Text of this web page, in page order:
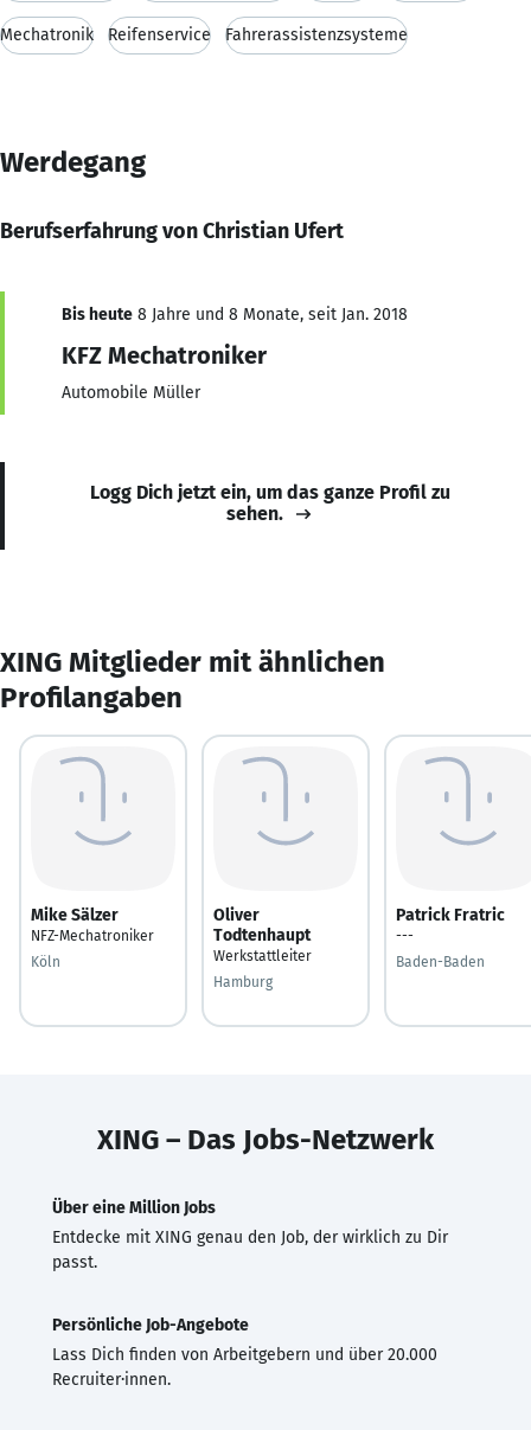
Mechatronik Reifenservice Fahrerassistenzsysteme
Werdegang
Berufserfahrung von Christian Ufert
Bis heute 8 Jahre und 8 Monate, seit Jan. 2018
KFZ Mechatroniker
Automobile Müller
Logg Dich jetzt ein, um das ganze Profil zu
sehen.
XING Mitglieder mit ähnlichen
Profilangaben
Mike Sälzer
NFZ-Mechatroniker
Köln
Oliver
Todtenhaupt
Werkstattleiter
Hamburg
Patrick Fratric
---
Baden-Baden
XING – Das Jobs-Netzwerk
Über eine Million Jobs
Entdecke mit XING genau den Job, der wirklich zu Dir
passt.
Persönliche Job-Angebote
Lass Dich finden von Arbeitgebern und über 20.000
Recruiter·innen.